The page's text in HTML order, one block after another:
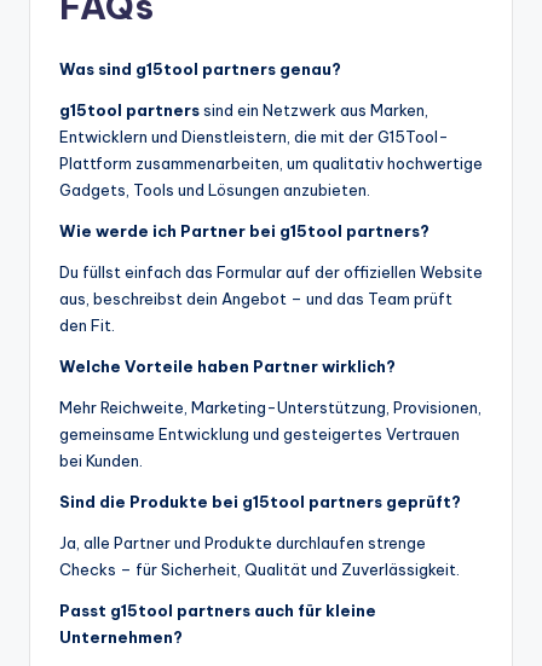
Was sind g15tool partners genau?
g15tool partnerssind ein Netzwerk aus Marken,
Entwicklern und Dienstleistern, die mit der G15Tool-
Plattform zusammenarbeiten, um qualitativ hochwertige
Gadgets, Tools und Lösungen anzubieten.
Wie werde ich Partner bei g15tool partners?
Du füllst einfach das Formular auf der offiziellen Website
aus, beschreibst dein Angebot – und das Team prüft
den Fit.
Welche Vorteile haben Partner wirklich?
Mehr Reichweite, Marketing-Unterstützung, Provisionen,
gemeinsame Entwicklung und gesteigertes Vertrauen
bei Kunden.
Sind die Produkte bei g15tool partners geprüft?
Ja, alle Partner und Produkte durchlaufen strenge
Checks – für Sicherheit, Qualität und Zuverlässigkeit.
Passt g15tool partners auch für kleine
Unternehmen?